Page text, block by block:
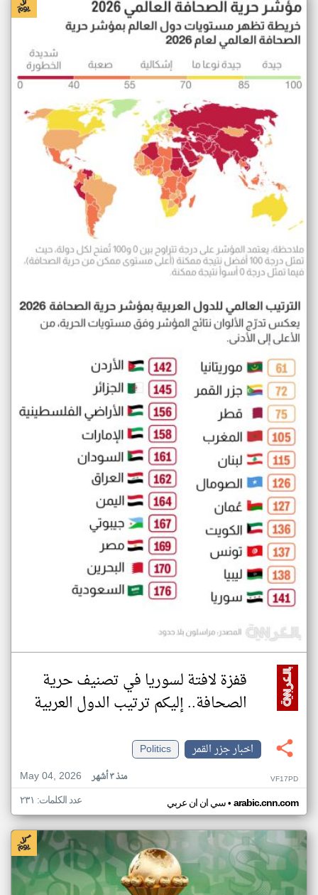
قفزة لافتة لسوريا في تصنيف حرية
الصحافة.. إليكم ترتيب الدول العربية
اخبار جزر القمر
Politics
May 04, 2026
منذ ٣ أشهر VF17PD
سي ان ان عربي• arabic.cnn.com عدد الكلمات: ٢٣١